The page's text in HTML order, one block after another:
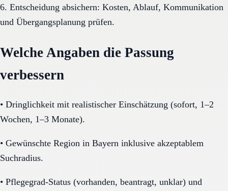
6. Entscheidung absichern: Kosten, Ablauf, Kommunikation
und Übergangsplanung prüfen.
Welche Angaben die Passung
verbessern
• Dringlichkeit mit realistischer Einschätzung (sofort, 1–2
Wochen, 1–3 Monate).
• Gewünschte Region in Bayern inklusive akzeptablem
Suchradius.
• Pflegegrad-Status (vorhanden, beantragt, unklar) und